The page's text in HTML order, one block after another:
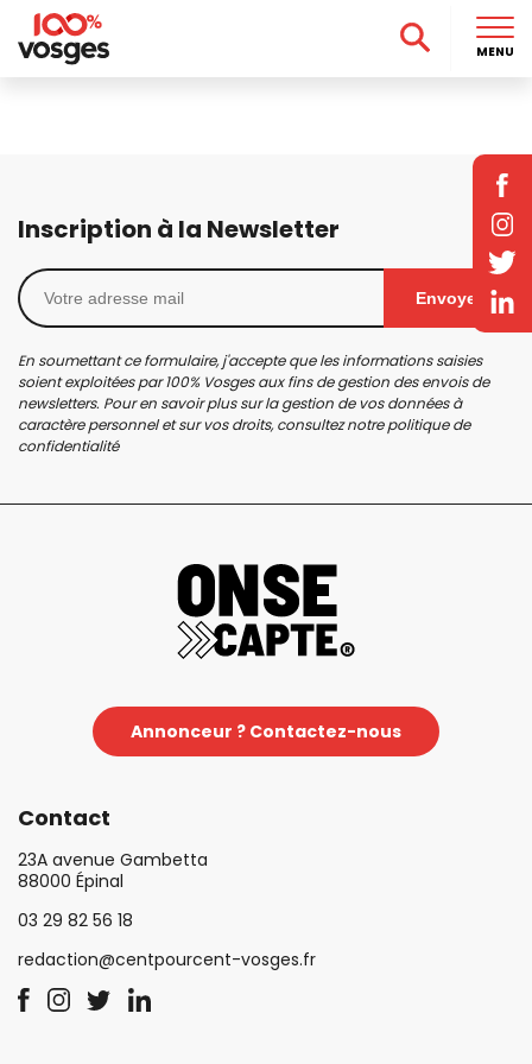
Inscription à la Newsletter
Envoyer
En soumettant ce formulaire, j'accepte que les informations saisies
soient exploitées par 100% Vosges aux fins de gestion des envois de
newsletters. Pour en savoir plus sur la gestion de vos données à
caractère personnel et sur vos droits, consultez notrepolitique de
confidentialité
Annonceur ? Contactez-nous
Contact
23A avenue Gambetta
88000 Épinal
03 29 82 56 18
redaction@centpourcent-vosges.fr
MENU